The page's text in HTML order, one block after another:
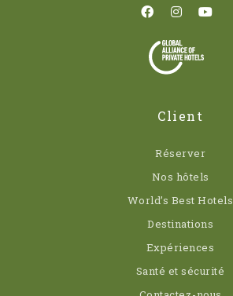
Client
Réserver
Nos hôtels
World’s Best Hotels
Destinations
Expériences
Santé et sécurité